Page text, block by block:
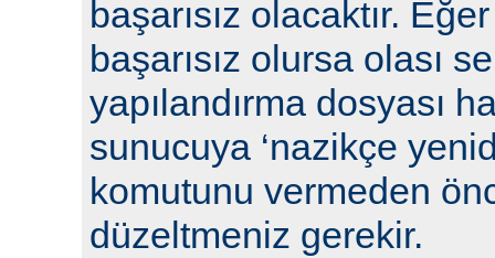
başarısız olacaktır.
başarısız olursa olası
yapılandırma dosyası
sunucuya ‘nazikçe
komutunu vermeden
düzeltmeniz gerekir.